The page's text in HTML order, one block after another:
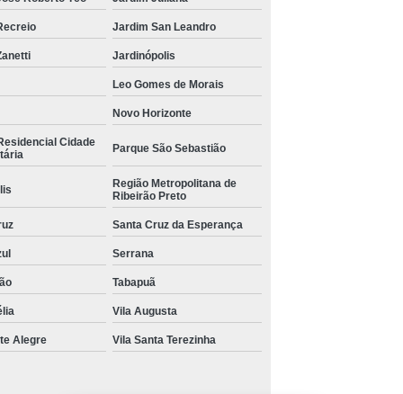
Jardim San Leandro
Jardinópolis
Leo Gomes de Morais
Novo Horizonte
Cidade
Parque São Sebastião
Região Metropolitana de
Ribeirão Preto
Santa Cruz da Esperança
Serrana
Tabapuã
Vila Augusta
Alegre Vila Santa Terezinha